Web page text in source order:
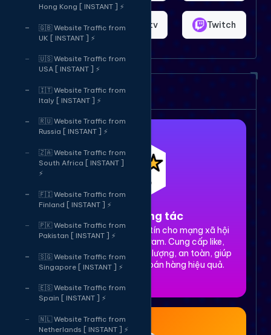
Hong Kong [ INSTANT ] ⚡
🇬🇧 Website Traffic from
UK [ INSTANT ] ⚡
🇺🇸 Website Traffic from
USA [ INSTANT ] ⚡
🇮🇹 Website Traffic from
Italy [ INSTANT ] ⚡
🇷🇺 Website Traffic from
Russia [ INSTANT ] ⚡
🇿🇦 Website Traffic from
South Africa [ INSTANT ]
⚡
🇫🇮 Website Traffic from
Finland [ INSTANT ] ⚡
🇵🇰 Website Traffic from
Pakistan [ INSTANT ] ⚡
🇸🇬 Website Traffic from
Singapore [ INSTANT ] ⚡
🇪🇸 Website Traffic from
Spain [ INSTANT ] ⚡
🇳🇱 Website Traffic from
Netherlands [ INSTANT ] ⚡
Shopee Bigo.tv Twitch
Dịch vụ của chúng tôi
1. Tăng tương tác
Dịch vụ tăng tương tác uy tín cho mạng xã hội
Facebook, TikTok, Instagram. Cung cấp like,
share, comment, view chất lượng, an toàn, giúp
xây dựng thương hiệu và bán hàng hiệu quả.